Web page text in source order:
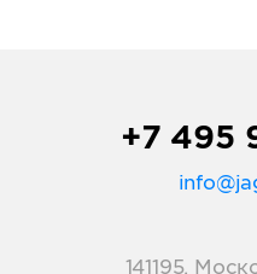
+7 495
141195,